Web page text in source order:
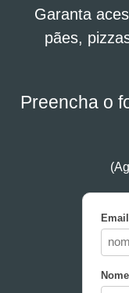
Garanta
pães,
Preencha o
Email
Nome